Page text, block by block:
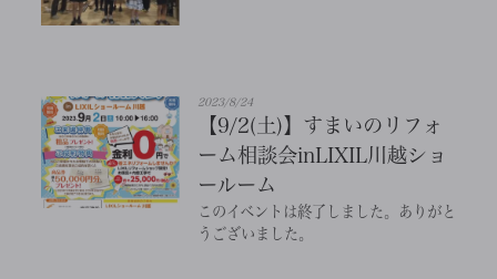
2023/8/24
【9/2(土)】すまいのリフォ
ーム相談会inLIXIL川越ショ
ールーム
このイベントは終了しました。ありがと
うございました。